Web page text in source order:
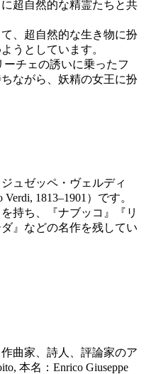
超自然的な精霊たちと共
、超自然的な生き物に扮
うとしています。
チェの誘いに乗ったフ
ながら、妖精の女王に扮
ュゼッペ・ヴェルディ
Verdi, 1813–1901）です。
持ち、『ナブッコ』『リ
』などの名作を残してい
曲家、詩人、評論家のア
本名：Enrico Giuseppe